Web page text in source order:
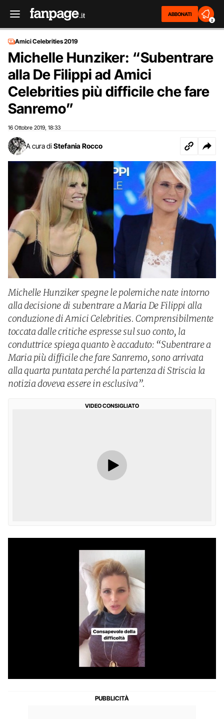
ABBONATI
2
Amici Celebrities 2019
Michelle Hunziker: “Subentrare
alla De Filippi ad Amici
Celebrities più difficile che fare
Sanremo”
16 Ottobre 2019 18:33
A cura di Stefania Rocco
Michelle Hunziker spegne le polemiche nate intorno
alla decisione di subentrare a Maria De Filippi alla
conduzione di Amici Celebrities. Comprensibilmente
toccata dalle critiche espresse sul suo conto, la
conduttrice spiega quanto è accaduto: “Subentrare a
Maria più difficile che fare Sanremo, sono arrivata
alla quarta puntata perché la partenza di Striscia la
notizia doveva essere in esclusiva”.
VIDEO CONSIGLIATO